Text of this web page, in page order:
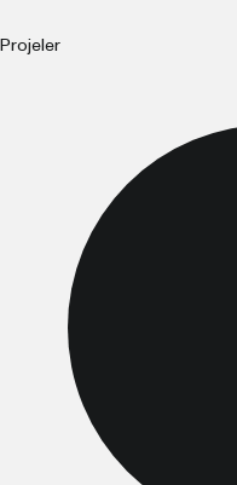
Projeler